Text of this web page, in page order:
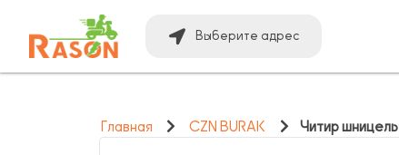
Выберите адрес
Главная CZN BURAK Читир шницель